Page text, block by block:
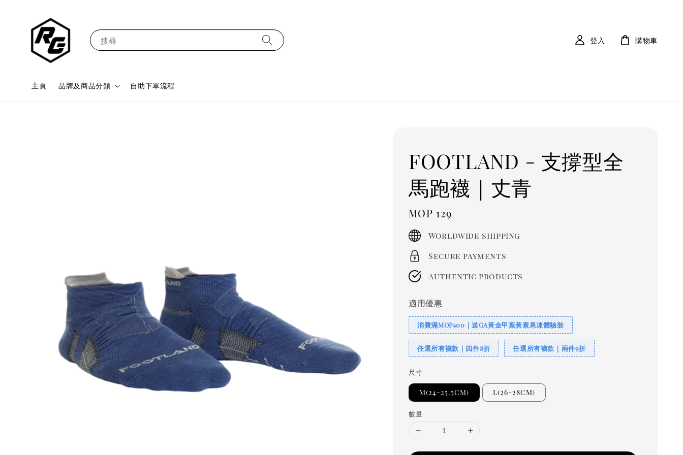
搜尋
主頁 品牌及商品分類 自助下單流程
登入 購物車
FOOTLAND - 支撐型全
馬跑襪｜丈青
Regular
price
MOP 129
Worldwide shipping
Secure payments
Authentic products
適用優惠
消費滿MOP400｜送GA黃金甲葉黃素果凍體驗裝
任選所有襪款｜四件8折 任選所有襪款｜兩件9折
尺寸
M(24-25.5CM) L(26-28CM)
數量